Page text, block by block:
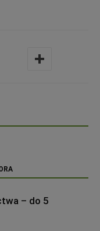
– do 5